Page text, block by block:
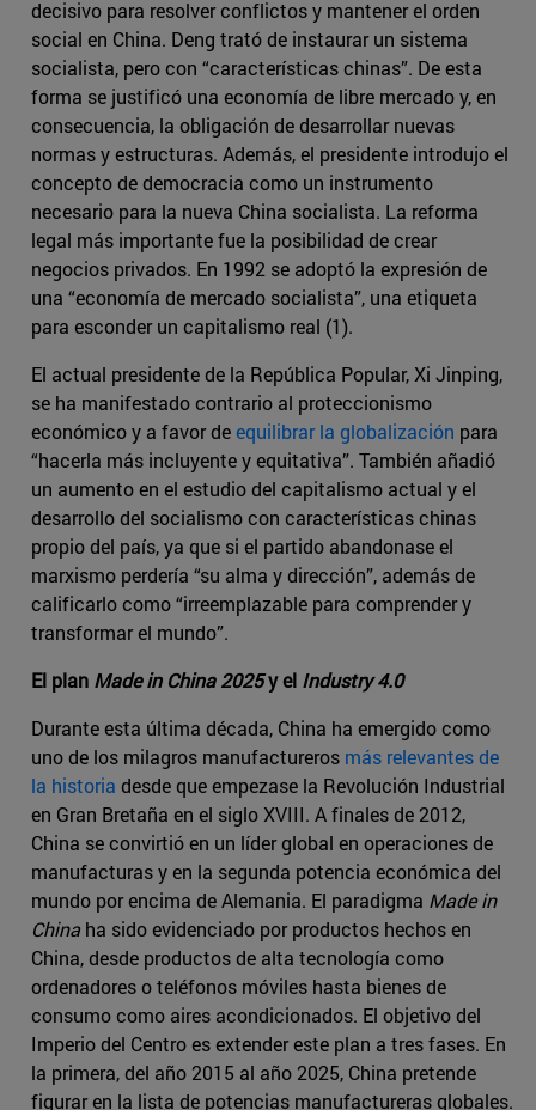
decisivo para resolver conflictos y mantener el orden
social en China. Deng trató de instaurar un sistema
socialista, pero con “características chinas”. De esta
forma se justificó una economía de libre mercado y, en
consecuencia, la obligación de desarrollar nuevas
normas y estructuras. Además, el presidente introdujo el
concepto de democracia como un instrumento
necesario para la nueva China socialista. La reforma
legal más importante fue la posibilidad de crear
negocios privados. En 1992 se adoptó la expresión de
una “economía de mercado socialista”, una etiqueta
para esconder un capitalismo real (1).
El actual presidente de la República Popular, Xi Jinping,
se ha manifestado contrario al proteccionismo
económico y a favor deequilibrar la globalización para
“hacerla más incluyente y equitativa”. También añadió
un aumento en el estudio del capitalismo actual y el
desarrollo del socialismo con características chinas
propio del país, ya que si el partido abandonase el
marxismo perdería “su alma y dirección”, además de
calificarlo como “irreemplazable para comprender y
transformar el mundo”.
El plan Made in China 2025y el Industry 4.0
Durante esta última década, China ha emergido como
uno de los milagros manufactureros más relevantes de
la historia desde que empezase la Revolución Industrial
en Gran Bretaña en el siglo XVIII. A finales de 2012,
China se convirtió en un líder global en operaciones de
manufacturas y en la segunda potencia económica del
mundo por encima de Alemania. El paradigma Made in
Chinaha sido evidenciado por productos hechos en
China, desde productos de alta tecnología como
ordenadores o teléfonos móviles hasta bienes de
consumo como aires acondicionados. El objetivo del
Imperio del Centro es extender este plan a tres fases. En
la primera, del año 2015 al año 2025, China pretende
figurar en la lista de potencias manufactureras globales.